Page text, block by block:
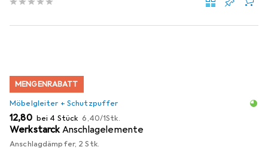
MENGENRABATT
Möbelgleiter + Schutzpuffer
EUR
12,80 bei 4 Stück EUR
6,40/1Stk.
WerkstarckAnschlagelemente
Anschlagdämpfer, 2 Stk.